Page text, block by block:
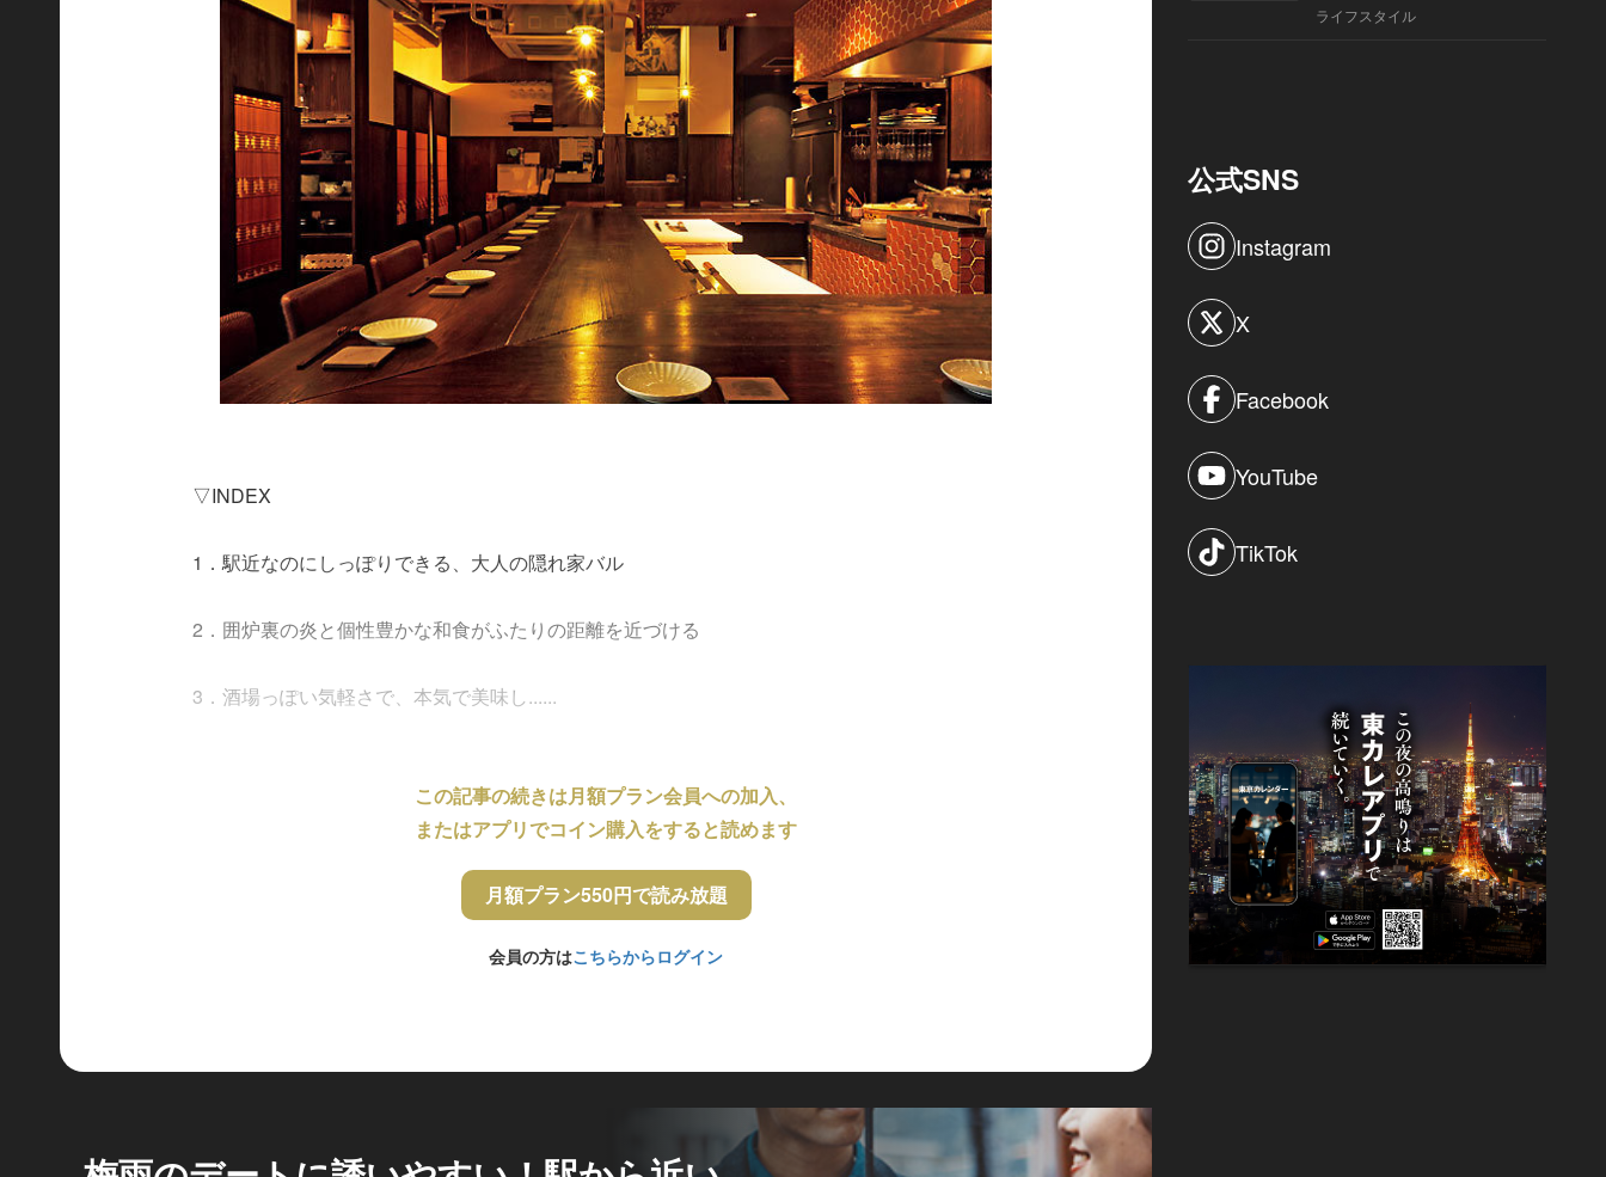
▽INDEX
1．駅近なのにしっぽりできる、大人の隠れ家バル
2．囲炉裏の炎と個性豊かな和食がふたりの距離を近づける
3．酒場っぽい気軽さで、本気で美味し......
この記事の続きは月額プラン会員への加入、
またはアプリでコイン購入をすると読めます
月額プラン550円で読み放題
会員の方はこちらからログイン
ライフスタイル
公式SNS
Instagram
X
Facebook
YouTube
TikTok